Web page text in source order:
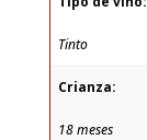
Tinto
Crianza:
18 meses